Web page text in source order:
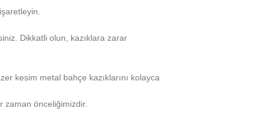
Dikkatli olun, kazıklara zarar
kesim metal bahçe kazıklarını kolayca
zaman önceliğimizdir.